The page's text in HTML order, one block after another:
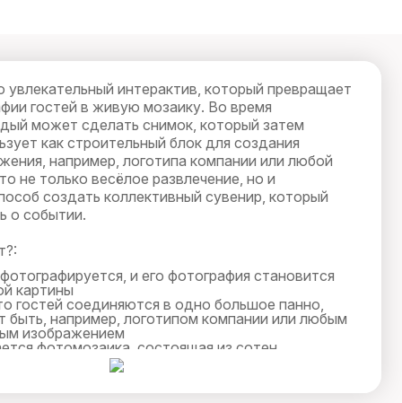
увлекательный интерактив, который превращает
гостей в живую мозаику. Во время
может сделать снимок, который затем
как строительный блок для создания
например, логотипа компании или любой
не только весёлое развлечение, но и
создать коллективный сувенир, который
о событии.
и его фотография становится
картины
гостей соединяются в одно большое панно,
быть, например, логотипом компании или любым
изображением
фотомозаика, состоящая из сотен
объединенных в единую картину